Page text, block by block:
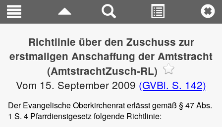
Richtlinie über den Zuschuss zur
erstmaligen Anschaffung der Amtstracht
(AmtstrachtZusch-RL)
Vom 15. September 2009 (GVBl. S. 142)
Der Evangelische Oberkirchenrat erlässt gemäß § 47 Abs.
1 S. 4 Pfarrdienstgesetz folgende Richtlinie: